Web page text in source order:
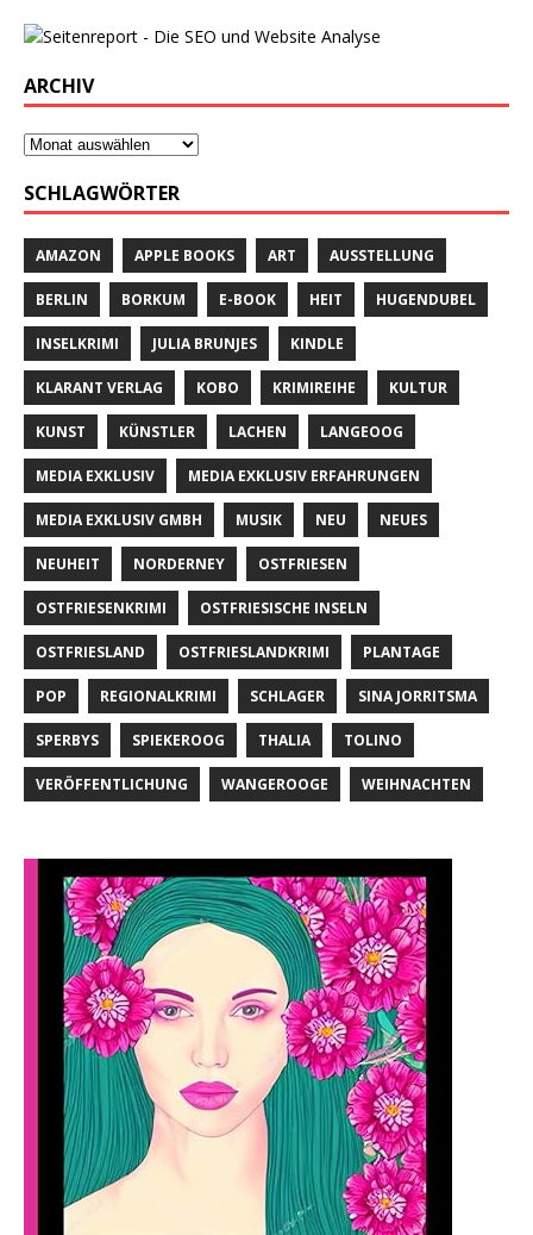
ARCHIV
SCHLAGWÖRTER
AMAZON APPLE BOOKS ART AUSSTELLUNG
BERLIN BORKUM E-BOOK HEIT HUGENDUBEL
INSELKRIMI JULIA BRUNJES KINDLE
KLARANT VERLAG KOBO KRIMIREIHE KULTUR
KUNST KÜNSTLER LACHEN LANGEOOG
MEDIA EXKLUSIV MEDIA EXKLUSIV ERFAHRUNGEN
MEDIA EXKLUSIV GMBH MUSIK NEU NEUES
NEUHEIT NORDERNEY OSTFRIESEN
OSTFRIESENKRIMI OSTFRIESISCHE INSELN
OSTFRIESLAND OSTFRIESLANDKRIMI PLANTAGE
POP REGIONALKRIMI SCHLAGER SINA JORRITSMA
SPERBYS SPIEKEROOG THALIA TOLINO
VERÖFFENTLICHUNG WANGEROOGE WEIHNACHTEN